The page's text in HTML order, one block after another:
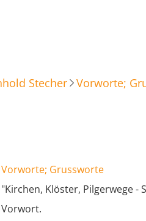
Stecher Vorworte;
Vorworte; Grussworte
"Kirchen, Klöster, Pilgerwege -
Vorwort.